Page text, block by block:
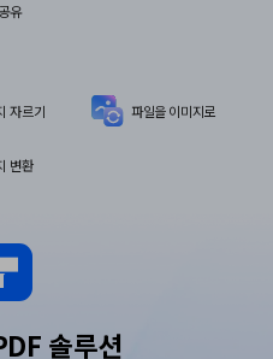
유
자르기 파일을 이미지로
변환
솔루션